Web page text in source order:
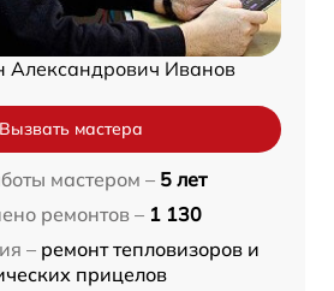
Александрович Иванов
Вызвать мастера
мастером – 5 лет
ремонтов – 1 130
– ремонт тепловизоров и
прицелов